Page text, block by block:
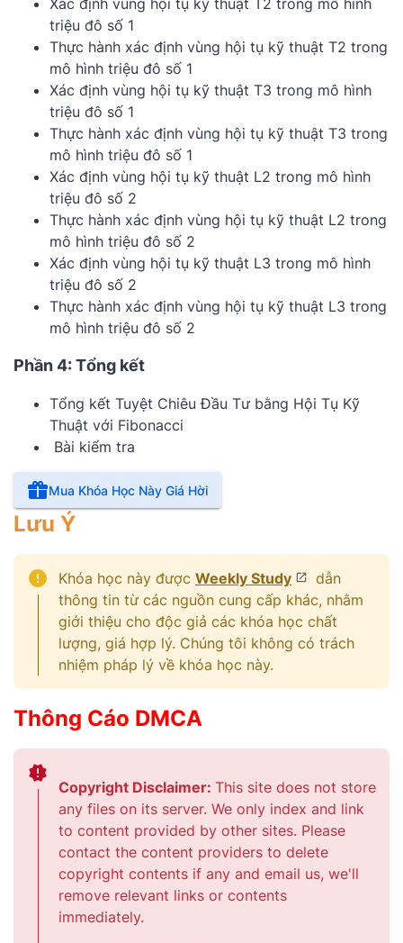
Xác định vùng hội tụ kỹ thuật T2 trong mô hình
triệu đô số 1
Thực hành xác định vùng hội tụ kỹ thuật T2 trong
mô hình triệu đô số 1
Xác định vùng hội tụ kỹ thuật T3 trong mô hình
triệu đô số 1
Thực hành xác định vùng hội tụ kỹ thuật T3 trong
mô hình triệu đô số 1
Xác định vùng hội tụ kỹ thuật L2 trong mô hình
triệu đô số 2
Thực hành xác định vùng hội tụ kỹ thuật L2 trong
mô hình triệu đô số 2
Xác định vùng hội tụ kỹ thuật L3 trong mô hình
triệu đô số 2
Thực hành xác định vùng hội tụ kỹ thuật L3 trong
mô hình triệu đô số 2
Phần 4: Tổng kết
Tổng kết Tuyệt Chiêu Đầu Tư bằng Hội Tụ Kỹ
Thuật với Fibonacci
Bài kiểm tra
Mua Khóa Học Này Giá Hời
Lưu Ý
Khóa học này được Weekly Study
dẫn
thông tin từ các nguồn cung cấp khác, nhằm
giới thiệu cho độc giả các khóa học chất
lượng, giá hợp lý. Chúng tôi không có trách
nhiệm pháp lý về khóa học này.
Thông Cáo DMCA
Copyright Disclaimer: This site does not store
any files on its server. We only index and link
to content provided by other sites. Please
contact the content providers to delete
copyright contents if any and email us, we'll
remove relevant links or contents
immediately.